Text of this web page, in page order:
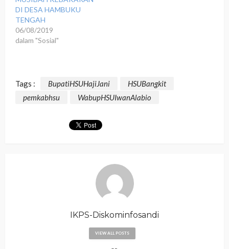
DI DESA HAMBUKU
TENGAH
06/08/2019
dalam "Sosial"
Tags : BupatiHSUHajiJani
HSUBangkit
pemkabhsu
WabupHSUIwanAlabio
IKPS-Diskominfosandi
VIEW ALL POSTS